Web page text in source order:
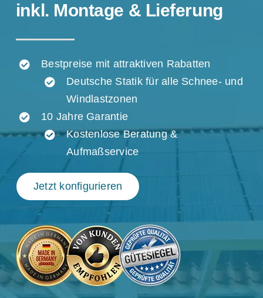
Konfigurator
inkl. Montage & Lieferung
Bestpreise mit attraktiven Rabatten
Deutsche Statik für alle Schnee- und
Windlastzonen
10 Jahre Garantie
Kostenlose Beratung &
Aufmaßservice
Jetzt konfigurieren